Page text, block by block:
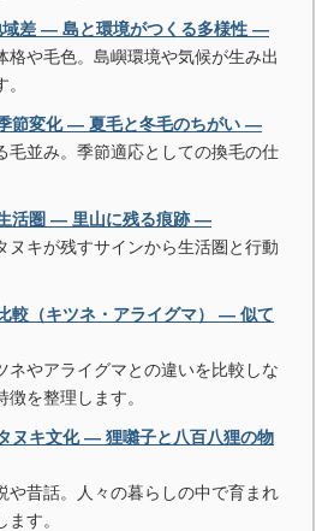
域差 ― 島と環境がつくる多様性 ―
格や毛色。島嶼環境や気候が生み出
節変化 ― 夏毛と冬毛のちがい ―
毛並み。季節適応としての換毛の仕
活圏 ― 里山に残る痕跡 ―
ヌキが残すサインから生活圏と行動
較（キツネ・アライグマ） ― 似て
ネやアライグマとの違いを比較しな
を整理します。
ヌキ文化 ― 狸囃子と八百八狸の物
や昔話。人々の暮らしの中で育まれ
す。